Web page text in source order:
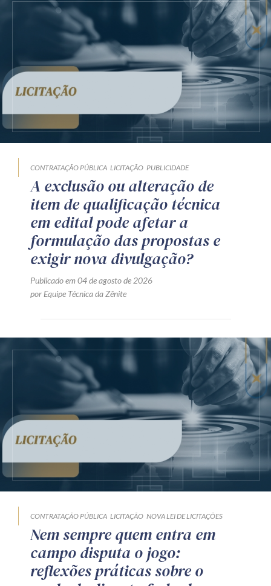
CONTRATAÇÃO PÚBLICA LICITAÇÃO PUBLICIDADE
A exclusão ou alteração de
item de qualificação técnica
em edital pode afetar a
formulação das propostas e
exigir nova divulgação?
Publicado em 04 de agosto de 2026
por Equipe Técnica da Zênite
CONTRATAÇÃO PÚBLICA LICITAÇÃO NOVA LEI DE LICITAÇÕES
Nem sempre quem entra em
campo disputa o jogo:
reflexões práticas sobre o